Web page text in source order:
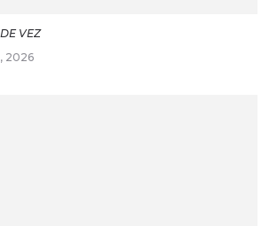
VEZ
2026